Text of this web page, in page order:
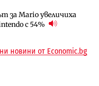
за Mario увеличиха
с 54%
от
за 75% от
поскъпват при
и все повече
новини от Economic.bg